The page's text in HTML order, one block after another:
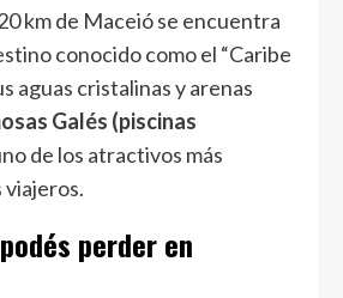
km de Maceió se encuentra
conocido como el “Caribe
aguas cristalinas y arenas
Galés (piscinas
de los atractivos más
viajeros.
perder en